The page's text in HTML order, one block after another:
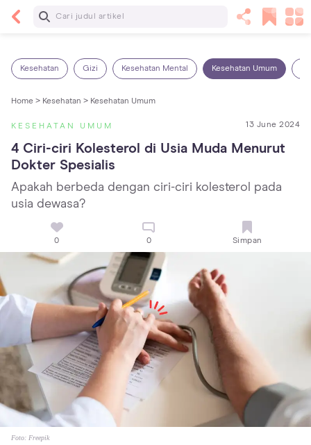
Baca Selanjutnya
Kesehatan Gizi Kesehatan Mental Kesehatan Umum
Home > Kesehatan > Kesehatan Umum
KESEHATAN UMUM 13 June 2024
4 Ciri-ciri Kolesterol di Usia Muda Menurut
Dokter Spesialis
Apakah berbeda dengan ciri-ciri kolesterol pada
usia dewasa?
0 0 Simpan
Foto: Freepik